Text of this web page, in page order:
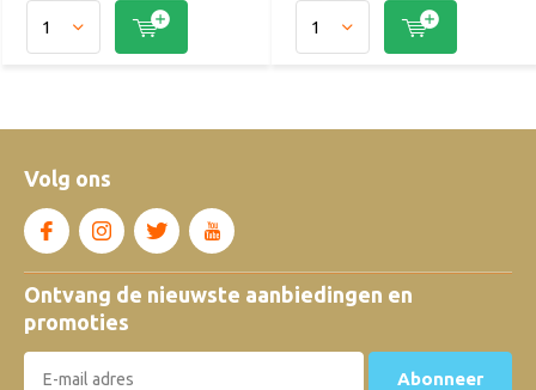
Volg ons
Ontvang de nieuwste aanbiedingen en
promoties
Abonneer